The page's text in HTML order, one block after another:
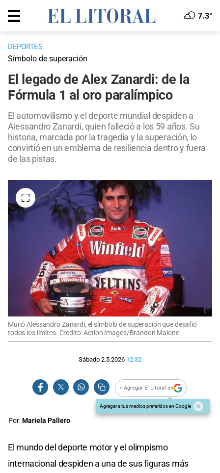
7.3°
DEPORTES
Símbolo de superación
El legado de Alex Zanardi: de la
Fórmula 1 al oro paralímpico
El automovilismo y el deporte mundial despiden a
Alessandro Zanardi, quien falleció a los 59 años. Su
historia, marcada por la tragedia y la superación, lo
convirtió en un emblema de resiliencia dentro y fuera
de las pistas.
Murió Alessandro Zanardi, el símbolo de superación que desafió
todos los límites. Credito: Action Images/Brandon Malone
Sábado 2.5.2026 12:32
+ Agregar El Litoral en
Agregar a tus medios preferidos en Google
Por:Mariela Pallero
El mundo del deporte motor y el olimpismo
internacional despiden a una de sus figuras más